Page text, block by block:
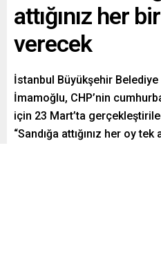
attığınız her
verecek
İstanbul Büyükşehir Belediye
İmamoğlu, CHP’nin
için 23 Mart’ta
“Sandığa attığınız her oy tek